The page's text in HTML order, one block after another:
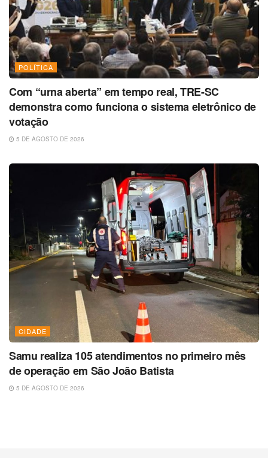
POLÍTICA
Com “urna aberta” em tempo real, TRE-SC
demonstra como funciona o sistema eletrônico de
votação
5 DE AGOSTO DE 2026
CIDADE
Samu realiza 105 atendimentos no primeiro mês
de operação em São João Batista
5 DE AGOSTO DE 2026